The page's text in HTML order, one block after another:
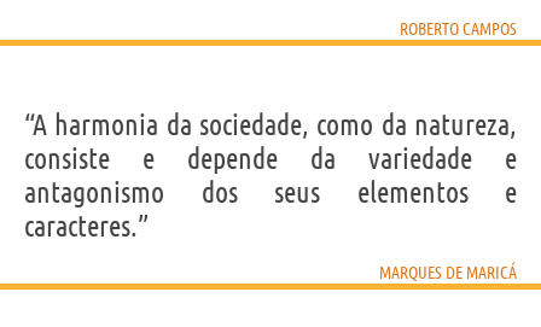
ROBERTO CAMPOS
“A harmonia da sociedade, como da natureza,
consiste e depende da variedade e
antagonismo dos seus elementos e
caracteres.”
MARQUES DE MARICÁ